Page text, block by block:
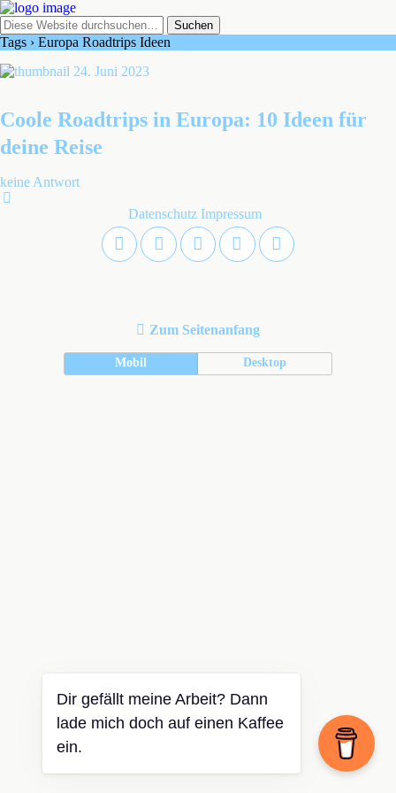
Tags › Europa Roadtrips Ideen
24. Juni 2023
Coole Roadtrips in Europa: 10 Ideen für
deine Reise
keine Antwort
Datenschutz Impressum
Zum Seitenanfang
Mobil Desktop
Dir gefällt meine Arbeit? Dann
lade mich doch auf einen Kaffee
ein.